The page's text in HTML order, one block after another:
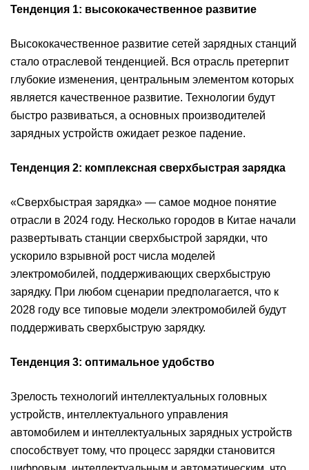
Тенденция 1: высококачественное развитие
Высококачественное развитие сетей зарядных станций
стало отраслевой тенденцией. Вся отрасль претерпит
глубокие изменения, центральным элементом которых
является качественное развитие. Технологии будут
быстро развиваться, а основных производителей
зарядных устройств ожидает резкое падение.
Тенденция 2: комплексная сверхбыстрая зарядка
«Сверхбыстрая зарядка» — самое модное понятие
отрасли в 2024 году. Несколько городов в Китае начали
развертывать станции сверхбыстрой зарядки, что
ускорило взрывной рост числа моделей
электромобилей, поддерживающих сверхбыструю
зарядку. При любом сценарии предполагается, что к
2028 году все типовые модели электромобилей будут
поддерживать сверхбыструю зарядку.
Тенденция 3: оптимальное удобство
Зрелость технологий интеллектуальных головных
устройств, интеллектуального управления
автомобилем и интеллектуальных зарядных устройств
способствует тому, что процесс зарядки становится